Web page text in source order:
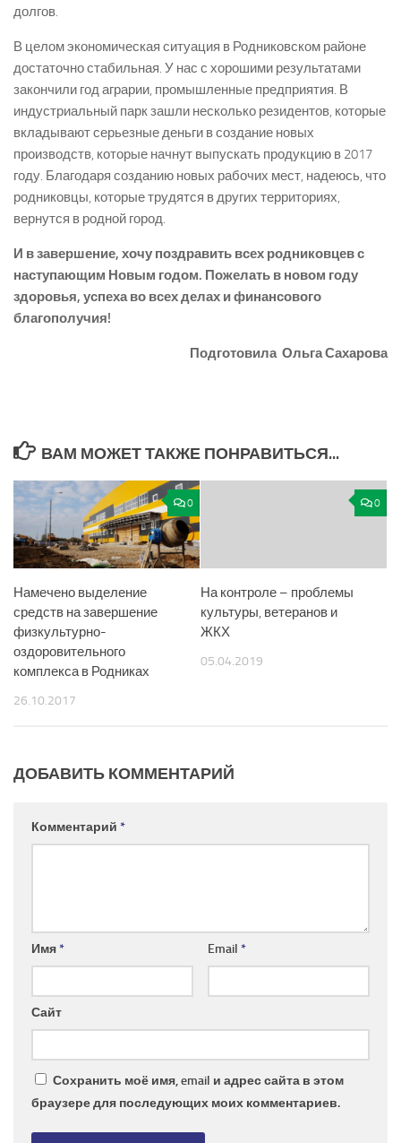
долгов.
В целом экономическая ситуация в Родниковском районе
достаточно стабильная. У нас с хорошими результатами
закончили год аграрии, промышленные предприятия. В
индустриальный парк зашли несколько резидентов, которые
вкладывают серьезные деньги в создание новых
производств, которые начнут выпускать продукцию в 2017
году. Благодаря созданию новых рабочих мест, надеюсь, что
родниковцы, которые трудятся в других территориях,
вернутся в родной город.
И в завершение, хочу поздравить всех родниковцев с
наступающим Новым годом. Пожелать в новом году
здоровья, успеха во всех делах и финансового
благополучия!
Подготовила Ольга Сахарова
ВАМ МОЖЕТ ТАКЖЕ ПОНРАВИТЬСЯ...
0
Намечено выделение
средств на завершение
физкультурно-
оздоровительного
комплекса в Родниках
26.10.2017
0
На контроле – проблемы
культуры, ветеранов и
ЖКХ
05.04.2019
ДОБАВИТЬ КОММЕНТАРИЙ
Комментарий *
Имя* Email *
Сайт
Сохранить моё имя, email и адрес сайта в этом
браузере для последующих моих комментариев.